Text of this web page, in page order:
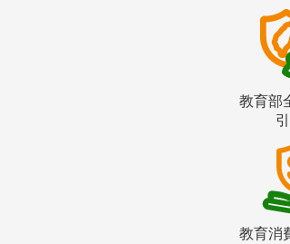
教育部
教育消